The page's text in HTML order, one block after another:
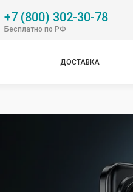
+7 (800) 302-30-78
Бесплатно по РФ
ДОСТАВКА